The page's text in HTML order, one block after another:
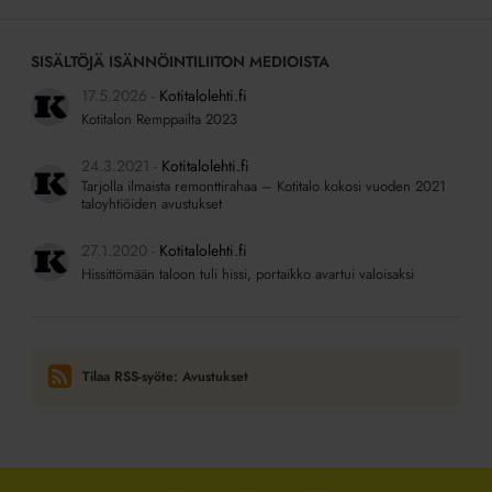
SISÄLTÖJÄ ISÄNNÖINTILIITON MEDIOISTA
17.5.2026
Kotitalolehti.fi
Kotitalon Remppailta 2023
24.3.2021 Kotitalolehti.fi
Tarjolla ilmaista remonttirahaa – Kotitalo kokosi vuoden 2021
taloyhtiöiden avustukset
27.1.2020 Kotitalolehti.fi
Hissittömään taloon tuli hissi, portaikko avartui valoisaksi
Tilaa RSS-syöte: Avustukset